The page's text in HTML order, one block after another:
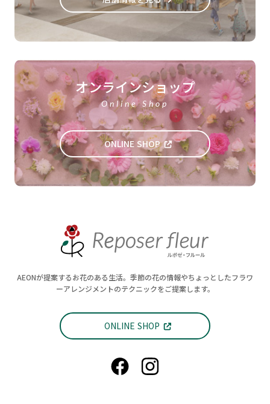
オンラインショップ
Online Shop
ONLINE SHOP
AEONが提案するお花のある生活。季節の花の情報やちょっとしたフラワ
ーアレンジメントのテクニックをご提案します。
ONLINE SHOP